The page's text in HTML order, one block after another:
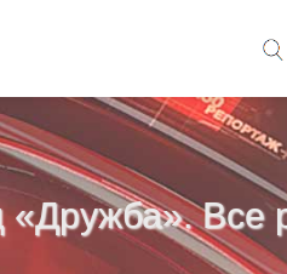
«Дружба». Все